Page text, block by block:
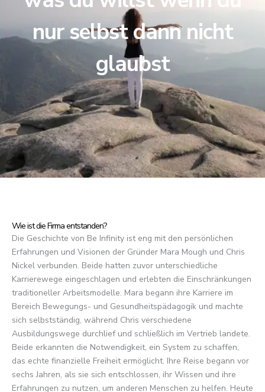
nur selbst dann nicht
glaubst
Wie ist die Firma entstanden?
Die Geschichte von Be Infinity ist eng mit den persönlichen
Erfahrungen und Visionen der Gründer Mara Mough und Chris
Nickel verbunden. Beide hatten zuvor unterschiedliche
Karrierewege eingeschlagen und erlebten die Einschränkungen
traditioneller Arbeitsmodelle. Mara begann ihre Karriere im
Bereich Bewegungs- und Gesundheitspädagogik und machte
sich selbstständig, während Chris verschiedene
Ausbildungswege durchlief und schließlich im Vertrieb landete.
Beide erkannten die Notwendigkeit, ein System zu schaffen,
das echte finanzielle Freiheit ermöglicht. Ihre Reise begann vor
sechs Jahren, als sie sich entschlossen, ihr Wissen und ihre
Erfahrungen zu nutzen, um anderen Menschen zu helfen. Heute